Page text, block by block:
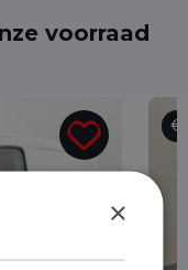
voorraad
€
×